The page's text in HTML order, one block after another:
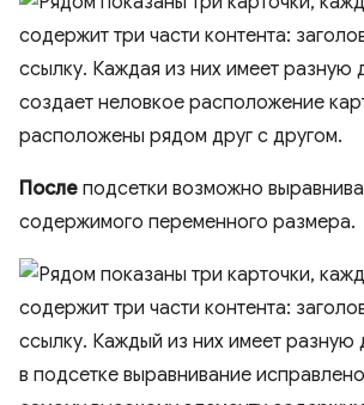
После подсетки возможно
содержимого переменного размера.